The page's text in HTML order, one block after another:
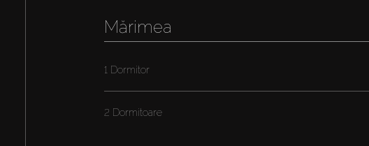
Mărimea
1 Dormitor
2 Dormitoare